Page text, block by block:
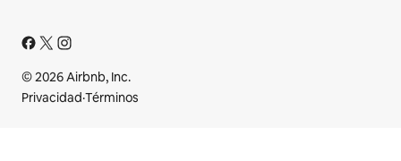
© 2026 Airbnb, Inc.
Privacidad·Términos